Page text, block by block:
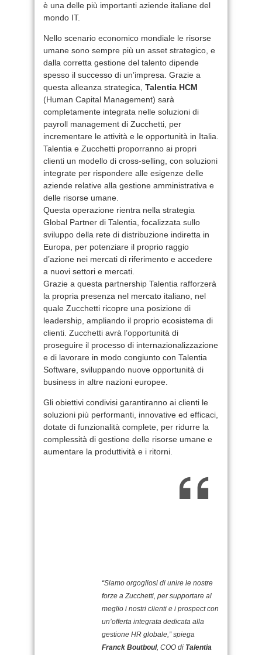
è una delle più importanti aziende italiane del
mondo IT.
Nello scenario economico mondiale le risorse
umane sono sempre più un asset strategico, e
dalla corretta gestione del talento dipende
spesso il successo di un’impresa. Grazie a
questa alleanza strategica, Talentia HCM
(Human Capital Management) sarà
completamente integrata nelle soluzioni di
payroll management di Zucchetti, per
incrementare le attività e le opportunità in Italia.
Talentia e Zucchetti proporranno ai propri
clienti un modello di cross-selling, con soluzioni
integrate per rispondere alle esigenze delle
aziende relative alla gestione amministrativa e
delle risorse umane.
Questa operazione rientra nella strategia
Global Partner di Talentia, focalizzata sullo
sviluppo della rete di distribuzione indiretta in
Europa, per potenziare il proprio raggio
d’azione nei mercati di riferimento e accedere
a nuovi settori e mercati.
Grazie a questa partnership Talentia rafforzerà
la propria presenza nel mercato italiano, nel
quale Zucchetti ricopre una posizione di
leadership, ampliando il proprio ecosistema di
clienti. Zucchetti avrà l’opportunità di
proseguire il processo di internazionalizzazione
e di lavorare in modo congiunto con Talentia
Software, sviluppando nuove opportunità di
business in altre nazioni europee.
Gli obiettivi condivisi garantiranno ai clienti le
soluzioni più performanti, innovative ed efficaci,
dotate di funzionalità complete, per ridurre la
complessità di gestione delle risorse umane e
aumentare la produttività e i ritorni.
“Siamo orgogliosi di unire le nostre
forze a Zucchetti, per supportare al
meglio i nostri clienti e i prospect con
un’offerta integrata dedicata alla
gestione HR globale,” spiega
Franck Boutboul, COO di Talentia